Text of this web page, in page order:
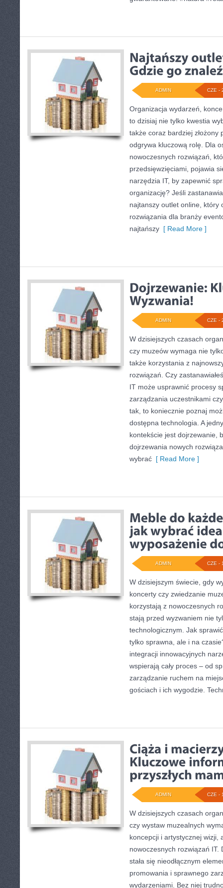
CZE -
ADMIN
Organizacja wydarzeń,
to dzisiaj nie tylko kwestia
także coraz bardziej
odgrywa kluczową rolę. Dla
nowoczesnych rozwiązań,
przedsięwzięciami, pojawia
narzędzia IT, by zapewnić
organizację? Jeśli
najtanszy outlet online, który
rozwiązania dla branży
najtańszy [ Read More ]
CZE -
ADMIN
W dzisiejszych czasach
czy muzeów wymaga nie
także korzystania z
rozwiązań. Czy
IT może usprawnić procesy
zarządzania uczestnikami
tak, to koniecznie poznaj
dostępna technologia. A
kontekście jest dojrzewanie,
dojrzewania nowych
wybrać [ Read More ]
CZE -
ADMIN
W dzisiejszym świecie, gdy
koncerty czy zwiedzanie
korzystają z nowoczesnych
stają przed wyzwaniem nie
technologicznym. Jak
tylko sprawna, ale i na
integracji innowacyjnych
wspierają cały proces – od
zarządzanie ruchem na
gościach i ich wygodzie.
CZE -
ADMIN
W dzisiejszych czasach
czy wystaw muzealnych
koncepcji i artystycznej wizji,
nowoczesnych rozwiązań IT.
stała się nieodłącznym
promowania i sprawnego
wydarzeniami. Bez niej